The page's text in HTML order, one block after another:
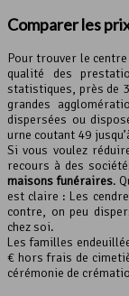
Comparer les
Pour trouver le
qualité des
statistiques, près de
grandes
dispersées ou
urne coutant 49
Si vous voulez
recours à des
maisons funéraires.
est claire : Les
contre, on peu
chez soi.
Les familles
€ hors frais de
cérémonie de